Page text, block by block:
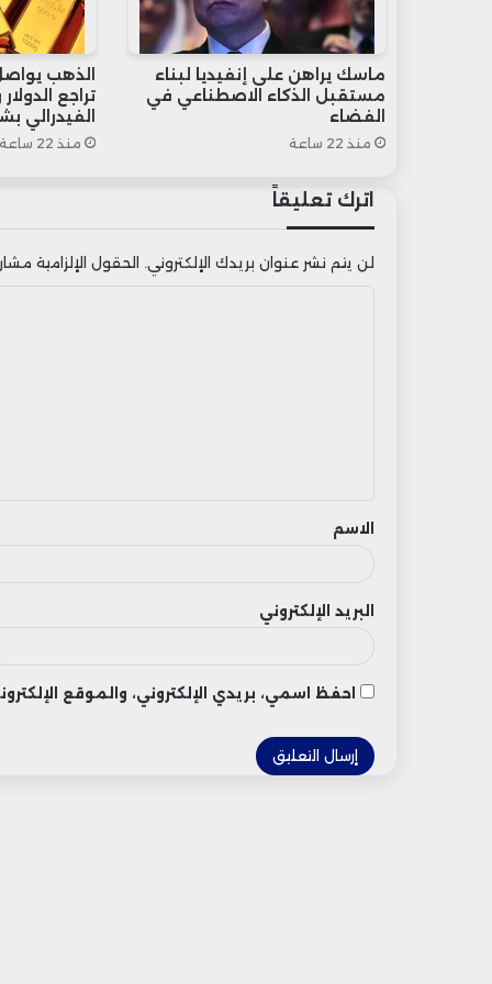
ماسك يراهن على إنفيديا لبناء
مستقبل الذكاء الاصطناعي في
الفضاء
منذ 22 ساعة
الذهب
تراجع
الفيدرالي
منذ 22 ساعة
اترك تعليقاً
لن يتم نشر عنوان بريدك الإلكتروني. الحقول الإلزامية مشار
ق
الاسم
البريد الإلكتروني
احفظ اسمي، بريدي الإلكتروني، والموقع